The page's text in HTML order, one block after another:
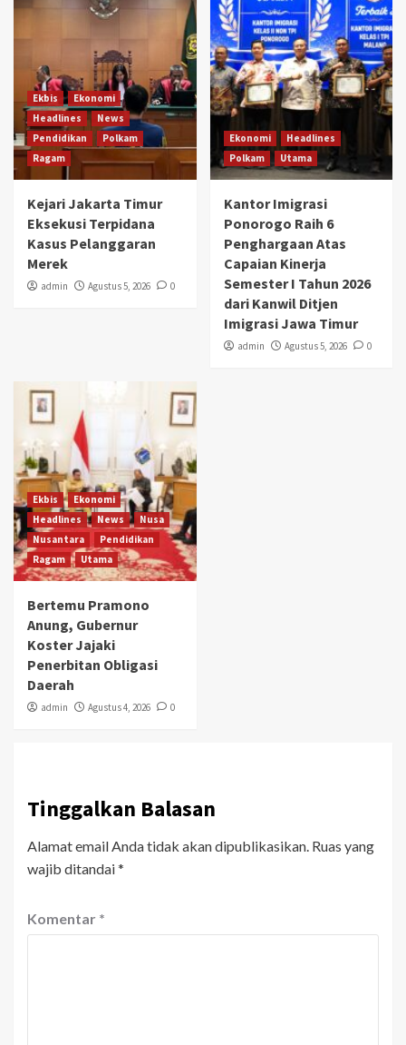
Ekbis
Ekonomi
Headlines
News
Pendidikan
Polkam
Ragam
Kejari Jakarta Timur
Eksekusi Terpidana
Kasus Pelanggaran
Merek
admin Agustus 5, 2026 0
Ekonomi
Headlines
Polkam
Utama
Kantor Imigrasi
Ponorogo Raih 6
Penghargaan Atas
Capaian Kinerja
Semester I Tahun 2026
dari Kanwil Ditjen
Imigrasi Jawa Timur
admin Agustus 5, 2026 0
Ekbis
Ekonomi
Headlines
News
Nusa
Nusantara
Pendidikan
Ragam
Utama
Bertemu Pramono
Anung, Gubernur
Koster Jajaki
Penerbitan Obligasi
Daerah
admin Agustus 4, 2026 0
Tinggalkan Balasan
Alamat email Anda tidak akan dipublikasikan. Ruas yang
wajib ditandai*
Komentar *